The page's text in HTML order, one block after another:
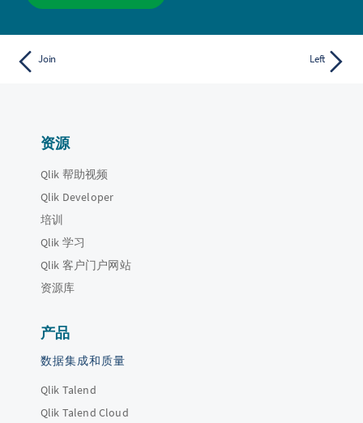
Join Left
资源
Qlik 帮助视频
Qlik Developer
培训
Qlik 学习
Qlik 客户门户网站
资源库
产品
数据集成和质量
Qlik Talend
Qlik Talend Cloud